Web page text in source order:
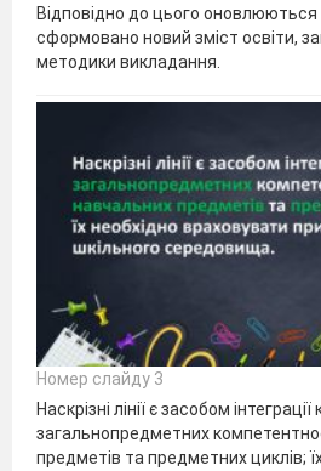
Відповідно до цього
сформовано новий зміст освіти,
методики викладання.
Номер слайду 3
Наскрізні лінії є засобом
загальнопредметних
предметів та предметних циклів;